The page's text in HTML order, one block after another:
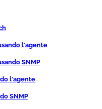
l'agente
SNMP
l'agente
SNMP